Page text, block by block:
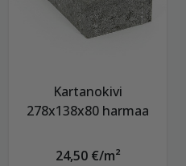
Kartanokivi
278x138x80 harmaa
24,50 €/m²